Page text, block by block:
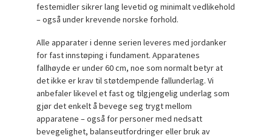
festemidler sikrer lang levetid og minimalt vedlikehold
– også under krevende norske forhold.
Alle apparater i denne serien leveres med jordanker
for fast innstøping i fundament. Apparatenes
fallhøyde er under 60 cm, noe som normalt betyr at
det ikke er krav til støtdempende fallunderlag. Vi
anbefaler likevel et fast og tilgjengelig underlag som
gjør det enkelt å bevege seg trygt mellom
apparatene – også for personer med nedsatt
bevegelighet, balanseutfordringer eller bruk av